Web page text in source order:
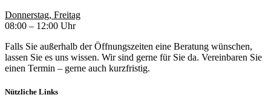
Donnerstag, Freitag
08:00 – 12:00 Uhr
Falls Sie außerhalb der Öffnungszeiten eine Beratung wünschen,
lassen Sie es uns wissen. Wir sind gerne für Sie da. Vereinbaren Sie
einen Termin – gerne auch kurzfristig.
Nützliche Links